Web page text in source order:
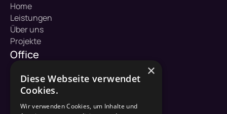
Home
Leistungen
Über uns
Projekte
Office
ZuHause Bau GmbH
Hofkoppel 1
×
Diese Webseite verwendet
Cookies.
Wir verwenden Cookies, um Inhalte und